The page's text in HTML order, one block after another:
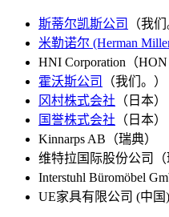
斯蒂尔凯斯公司
（我们
米勒诺尔 (Herman
HNI Corporation（
霍沃斯公司
（我们。）
冈村株式会社 （日本）
国誉株式会社 （日本）
Kinnarps AB（瑞典）
维特拉国际股份公司（
Interstuhl Büromöbel
UE家具有限公司 (中国)